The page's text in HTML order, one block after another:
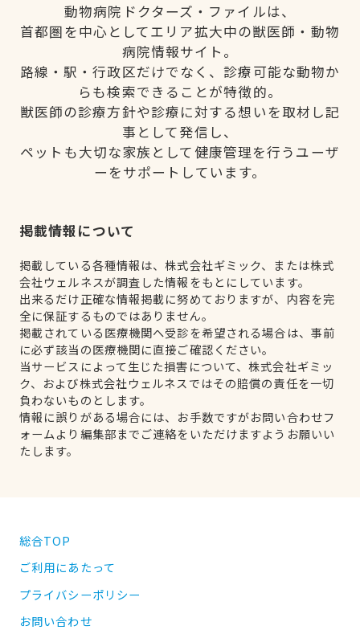
動物病院ドクターズ・ファイルは、
首都圏を中心としてエリア拡大中の獣医師・動物
病院情報サイト。
路線・駅・行政区だけでなく、診療可能な動物か
らも検索できることが特徴的。
獣医師の診療方針や診療に対する想いを取材し記
事として発信し、
ペットも大切な家族として健康管理を行うユーザ
ーをサポートしています。
掲載情報について
掲載している各種情報は、株式会社ギミック、または株式
会社ウェルネスが調査した情報をもとにしています。
出来るだけ正確な情報掲載に努めておりますが、内容を完
全に保証するものではありません。
掲載されている医療機関へ受診を希望される場合は、事前
に必ず該当の医療機関に直接ご確認ください。
当サービスによって生じた損害について、株式会社ギミッ
ク、および株式会社ウェルネスではその賠償の責任を一切
負わないものとします。
情報に誤りがある場合には、お手数ですがお問い合わせフ
ォームより編集部までご連絡をいただけますようお願いい
たします。
総合TOP
ご利用にあたって
プライバシーポリシー
お問い合わせ